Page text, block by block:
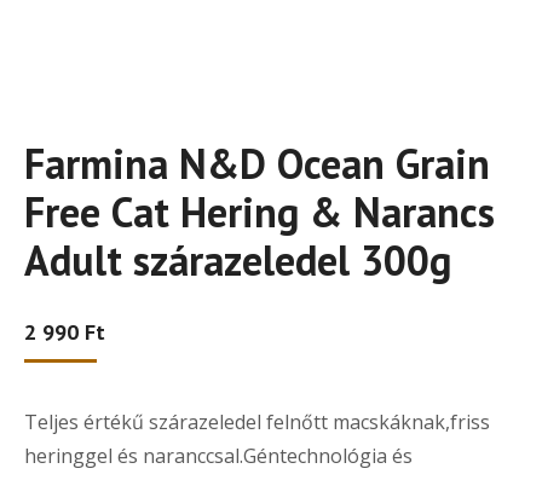
Farmina N&D Ocean Grain
Free Cat Hering & Narancs
Adult szárazeledel 300g
2 990 Ft
Teljes értékű szárazeledel felnőtt macskáknak,friss
heringgel és naranccsal.Géntechnológia és